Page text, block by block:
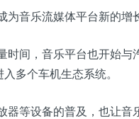
音乐流媒体平台新的增
时间，音乐平台也开始与
多个车机生态系统。
等设备的普及，也让音